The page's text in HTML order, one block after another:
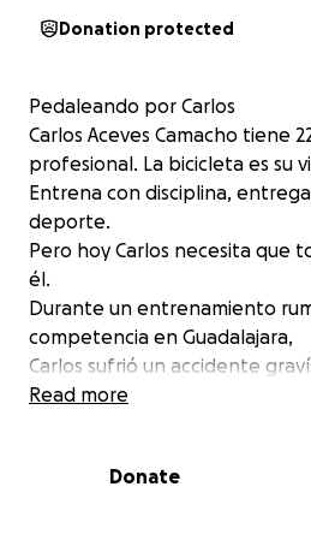
Donation protected
Pedaleando por Carlos
Carlos Aceves Camacho tiene
profesional. La bicicleta es su
Entrena con disciplina,
deporte.
Pero hoy Carlos necesita que
él.
Durante un entrenamiento
competencia en Guadalajara,
Carlos sufrió un accidente
alcantarilla y el impacto fue
derecho, la pérdida total de
Read more
Donate